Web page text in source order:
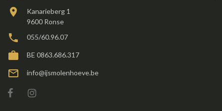
Kanarieberg 1
9600 Ronse
055/60.96.07
BE 0863.686.317
info@ijsmolenhoeve.be